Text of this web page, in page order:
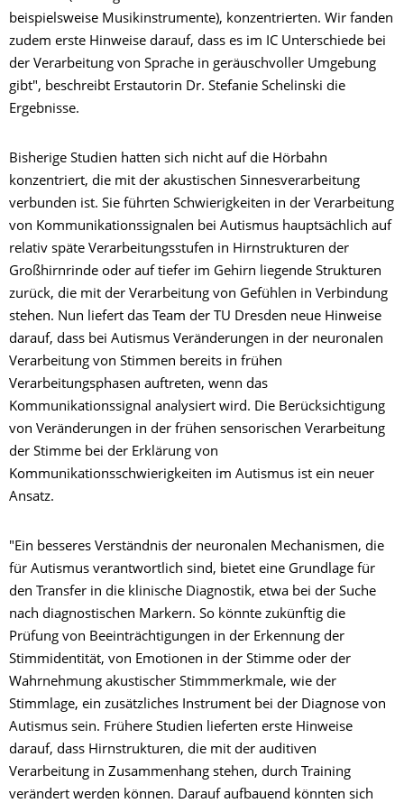
beispielsweise Musikinstrumente), konzentrierten. Wir fanden
zudem erste Hinweise darauf, dass es im IC Unterschiede bei
der Verarbeitung von Sprache in geräuschvoller Umgebung
gibt", beschreibt Erstautorin Dr. Stefanie Schelinski die
Ergebnisse.
Bisherige Studien hatten sich nicht auf die Hörbahn
konzentriert, die mit der akustischen Sinnesverarbeitung
verbunden ist. Sie führten Schwierigkeiten in der Verarbeitung
von Kommunikationssignalen bei Autismus hauptsächlich auf
relativ späte Verarbeitungsstufen in Hirnstrukturen der
Großhirnrinde oder auf tiefer im Gehirn liegende Strukturen
zurück, die mit der Verarbeitung von Gefühlen in Verbindung
stehen. Nun liefert das Team der TU Dresden neue Hinweise
darauf, dass bei Autismus Veränderungen in der neuronalen
Verarbeitung von Stimmen bereits in frühen
Verarbeitungsphasen auftreten, wenn das
Kommunikationssignal analysiert wird. Die Berücksichtigung
von Veränderungen in der frühen sensorischen Verarbeitung
der Stimme bei der Erklärung von
Kommunikationsschwierigkeiten im Autismus ist ein neuer
Ansatz.
"Ein besseres Verständnis der neuronalen Mechanismen, die
für Autismus verantwortlich sind, bietet eine Grundlage für
den Transfer in die klinische Diagnostik, etwa bei der Suche
nach diagnostischen Markern. So könnte zukünftig die
Prüfung von Beeinträchtigungen in der Erkennung der
Stimmidentität, von Emotionen in der Stimme oder der
Wahrnehmung akustischer Stimmmerkmale, wie der
Stimmlage, ein zusätzliches Instrument bei der Diagnose von
Autismus sein. Frühere Studien lieferten erste Hinweise
darauf, dass Hirnstrukturen, die mit der auditiven
Verarbeitung in Zusammenhang stehen, durch Training
verändert werden können. Darauf aufbauend könnten sich